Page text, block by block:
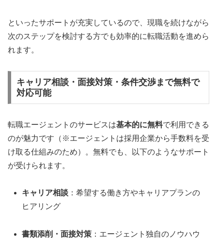
といったサポートが充実しているので、現職を続けながら
次のステップを検討する方でも効率的に転職活動を進めら
れます。
キャリア相談・面接対策・条件交渉まで無料で
対応可能
転職エージェントのサービスは基本的に無料で利用できる
のが魅力です（※エージェントは採用企業から手数料を受
け取る仕組みのため）。無料でも、以下のようなサポート
が受けられます。
キャリア相談 ：希望する働き方やキャリアプランの
ヒアリング
書類添削・面接対策 ：エージェント独自のノウハウ